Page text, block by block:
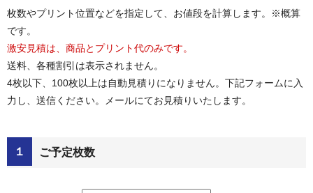
枚数やプリント位置などを指定して、お値段を計算します。※概算
です。
激安見積は、商品とプリント代のみです。
送料、各種割引は表示されません。
4枚以下、100枚以上は自動見積りになりません。下記フォームに入
力し、送信ください。メールにてお見積りいたします。
１ ご予定枚数